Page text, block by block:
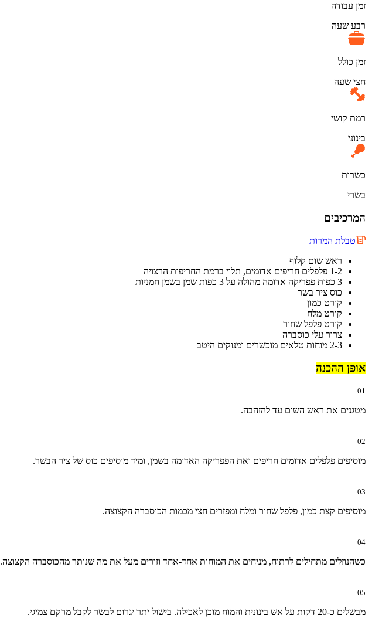
זמן עבודה
רבע שעה
זמן כולל
חצי שעה
רמת קושי
בינוני
כשרות
בשרי
המרכיבים
טבלת המרות
ראש שום קלוף
1-2 פלפלים חריפים אדומים, תלוי ברמת החריפות הרצויה
3 כפות פפריקה אדומה מהולה על 3 כפות שמן בשמן חמניות
כוס ציר בשר
קורט כמון
קורט מלח
קורט פלפל שחור
צרור עלי כוסברה
2-3 מוחות טלאים מוכשרים ומנוקים היטב
אופן ההכנה
01
מטגנים את ראש השום עד להזהבה.
02
מוסיפים פלפלים אדומים חריפים ואת הפפריקה האדומה בשמן, ומיד מוסיפים כוס של ציר הבשר.
03
מוסיפים קצת כמון, פלפל שחור ומלח ומפזרים חצי מכמות הכוסברה הקצוצה.
04
כשהנוזלים מתחילים לרתוח, מניחים את המוחות אחד-אחד וזורים מעל את מה שנותר מהכוסברה הקצוצה.
05
מבשלים כ-20 דקות על אש בינונית והמוח מוכן לאכילה. בישול יתר יגרום לבשר לקבל מרקם צמיגי.